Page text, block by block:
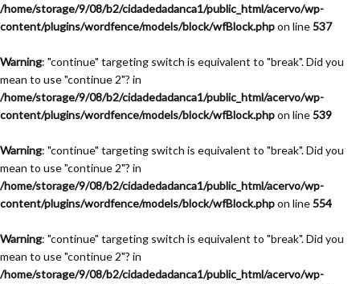
/home/storage/9/08/b2/cidadedadanca1/public_html/acervo/wp-
content/plugins/wordfence/models/block/wfBlock.phpon line537
Warning: "continue" targeting switch is equivalent to "break". Did you
mean to use "continue 2"? in
/home/storage/9/08/b2/cidadedadanca1/public_html/acervo/wp-
content/plugins/wordfence/models/block/wfBlock.phpon line539
Warning: "continue" targeting switch is equivalent to "break". Did you
mean to use "continue 2"? in
/home/storage/9/08/b2/cidadedadanca1/public_html/acervo/wp-
content/plugins/wordfence/models/block/wfBlock.phpon line554
Warning: "continue" targeting switch is equivalent to "break". Did you
mean to use "continue 2"? in
/home/storage/9/08/b2/cidadedadanca1/public_html/acervo/wp-